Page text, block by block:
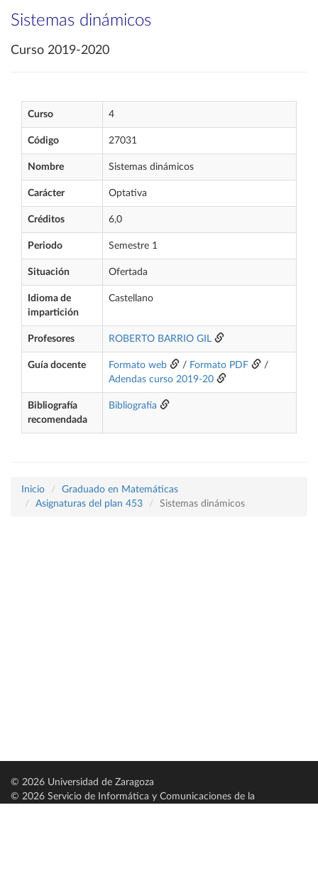
Sistemas dinámicos
Curso 2019-2020
Curso 4
Código 27031
Nombre Sistemas dinámicos
Carácter Optativa
Créditos 6,0
Periodo Semestre 1
Situación Ofertada
Idioma de
impartición
Castellano
Profesores ROBERTO BARRIO GIL
Guía docente Formato web / Formato PDF
/
Adendas curso 2019-20
Bibliografía
recomendada
Bibliografía
Inicio
Graduado en Matemáticas
Asignaturas del plan 453
Sistemas dinámicos
© 2026 Universidad de Zaragoza
© 2026 Servicio de Informática y Comunicaciones de la